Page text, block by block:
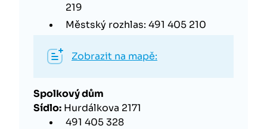
219
Městský rozhlas: 491 405 210
Zobrazit na mapě:
Spolkový dům
Sídlo: Hurdálkova 2171
491 405 328